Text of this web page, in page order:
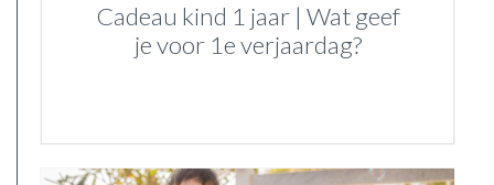
Cadeau kind 1 jaar | Wat geef
je voor 1e verjaardag?